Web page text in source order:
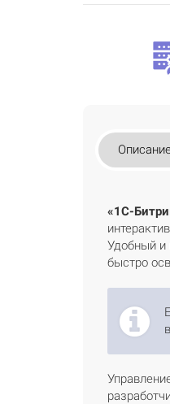
«1С-
Удобный и
быстро